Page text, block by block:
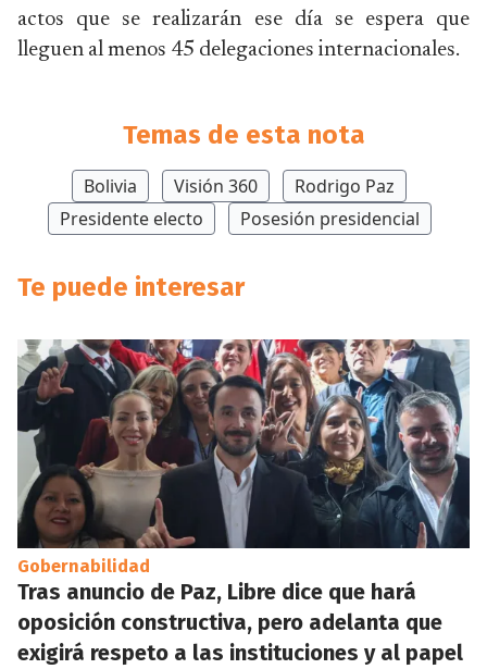
actos que se realizarán ese día se espera que
lleguen al menos 45 delegaciones internacionales.
Temas de esta nota
Bolivia Visión 360
Rodrigo Paz
Presidente electo
Posesión presidencial
Te puede interesar
Gobernabilidad
Tras anuncio de Paz, Libre dice que hará
oposición constructiva, pero adelanta que
exigirá respeto a las instituciones y al papel